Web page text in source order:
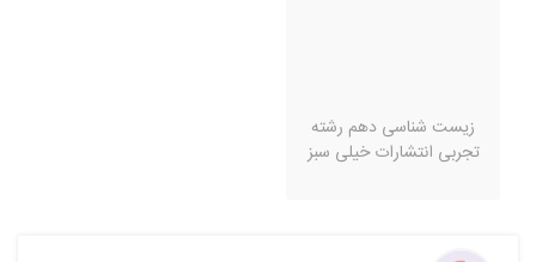
زیست شناسی دهم رشته
تجربی انتشارات خیلی سبز